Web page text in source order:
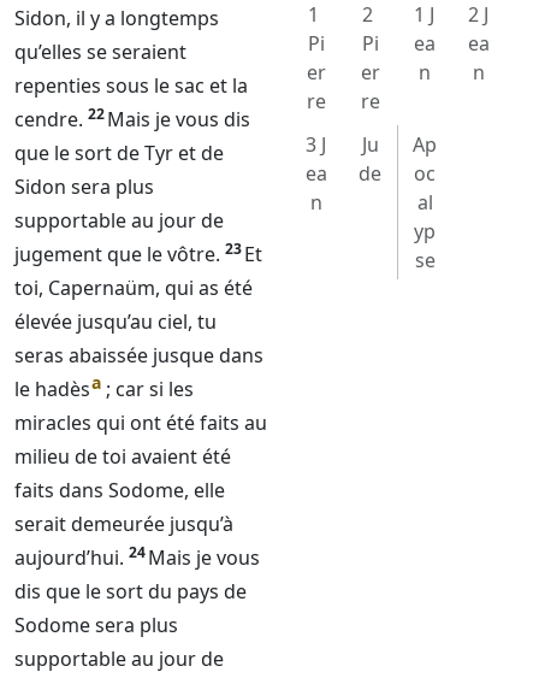
Sidon, il y a longtemps
qu’elles se seraient
repenties sous le sac et la
cendre. 22Mais je vous dis
que le sort de Tyr et de
Sidon sera plus
supportable au jour de
jugement que le vôtre. 23Et
toi, Capernaüm, qui as été
élevée jusqu’au ciel, tu
seras abaissée jusque dans
le hadèsa ; car si les
miracles qui ont été faits au
milieu de toi avaient été
faits dans Sodome, elle
serait demeurée jusqu’à
aujourd’hui. 24Mais je vous
dis que le sort du pays de
Sodome sera plus
supportable au jour de
1
Pi
er
re
2
Pi
er
re
1 J
ea
n
2 J
ea
n
3 J
ea
n
Ju
de
Ap
oc
al
yp
se